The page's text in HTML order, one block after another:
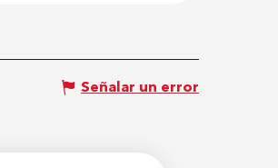
Señalar un error